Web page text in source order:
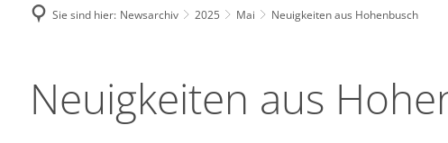
Sie sind hier: Newsarchiv 2025 Mai Neuigkeiten aus Hohenbusch
Neuigkeiten aus